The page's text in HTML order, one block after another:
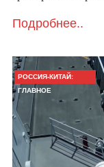
Подробнее..
РОССИЯ-КИТАЙ:
ГЛАВНОЕ